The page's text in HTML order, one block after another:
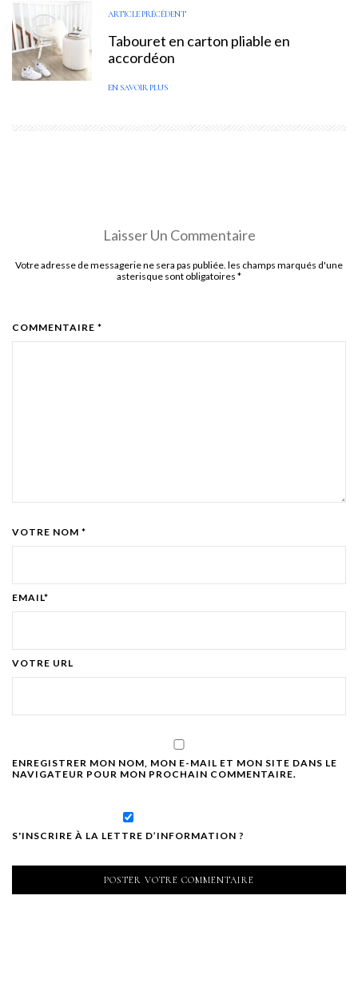
ARTICLE PRÉCÉDENT
Tabouret en carton pliable en
accordéon
EN SAVOIR PLUS
Laisser Un Commentaire
Votre adresse de messagerie ne sera pas publiée. les champs marqués d'une
asterisque sont obligatoires *
COMMENTAIRE *
VOTRE NOM *
EMAIL*
VOTRE URL
ENREGISTRER MON NOM, MON E-MAIL ET MON SITE DANS LE
NAVIGATEUR POUR MON PROCHAIN COMMENTAIRE.
S'INSCRIRE À LA LETTRE D’INFORMATION ?